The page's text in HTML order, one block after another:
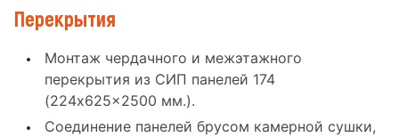
Перекрытия
Монтаж чердачного и межэтажного
перекрытия из СИП панелей 174
(224x625x2500 мм.).
Соединение панелей брусом камерной сушки,